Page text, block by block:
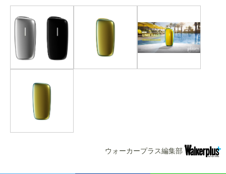
ウォーカープラス編集部